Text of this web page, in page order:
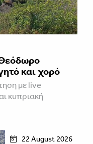
και χορό
με live
κυπριακή
22 August 2026